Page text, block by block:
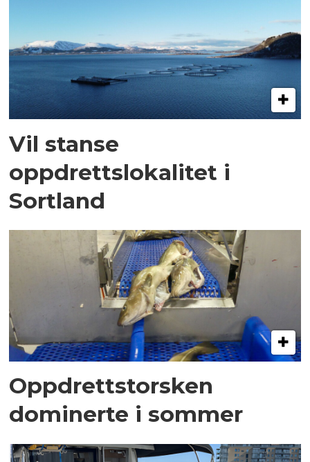
Vil stanse
oppdrettslokalitet i
Sortland
Oppdrettstorsken
dominerte i sommer